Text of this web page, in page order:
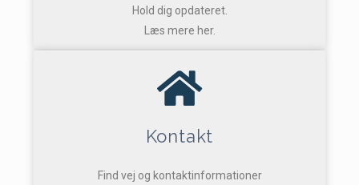
Hold dig opdateret.
Læs mere her.
Kontakt
Find vej og kontaktinformationer